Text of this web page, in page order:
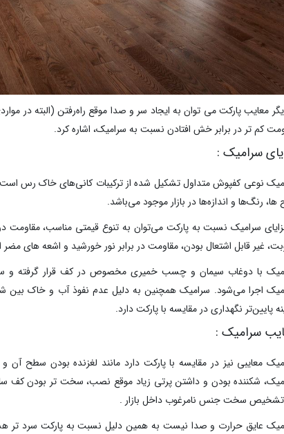
معایب پارکت می توان به ایجاد سر و صدا موقع راه‌رفتن (البته در
کم تر در برابر خش افتادن نسبت به سرامیک، اشاره کرد.
سرامیک :
نوعی کفپوش متداول تشکیل شده از ترکیبات کانی‌های خاک رس
رنگ‌ها و اندازه‌ها در بازار موجود می‌باشد.
سرامیک نسبت به پارکت می‌توان به تنوع قیمتی مناسب، مقاومت
غیر قابل اشتعال بودن، مقاومت در برابر نور خورشید و اشعه های مضر
با دوغاب سیمان و چسب خمیری مخصوص در کف قرار گرفته و
اجرا می‌شود. سرامیک همچنین به دلیل عدم نفوذ آب و خاک بین
پایین‌تر نگهداری در مقایسه با پارکت دارد.
سرامیک :
معایبی نیز در مقایسه با پارکت دارد مانند لغزنده بودن سطح آن
شکننده بودن و داشتن پرتی زیاد موقع نصب، سخت تر بودن
تشخیص سخت جنس نامرغوب داخل بازار .
عایق حرارت و صدا نیست به همین دلیل نسبت به پارکت سرد